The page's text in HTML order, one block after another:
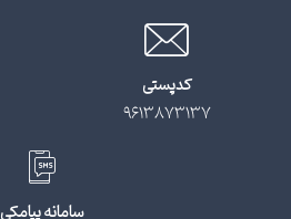
کدپستی
9613873137
سامانه پیامکی